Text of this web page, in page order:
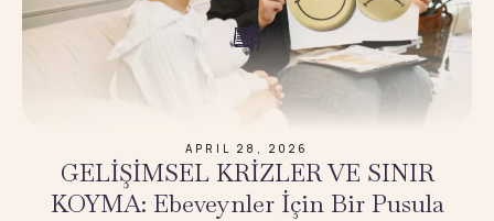
APRIL 28, 2026
GELİŞİMSEL KRİZLER VE SINIR
KOYMA: Ebeveynler İçin Bir Pusula